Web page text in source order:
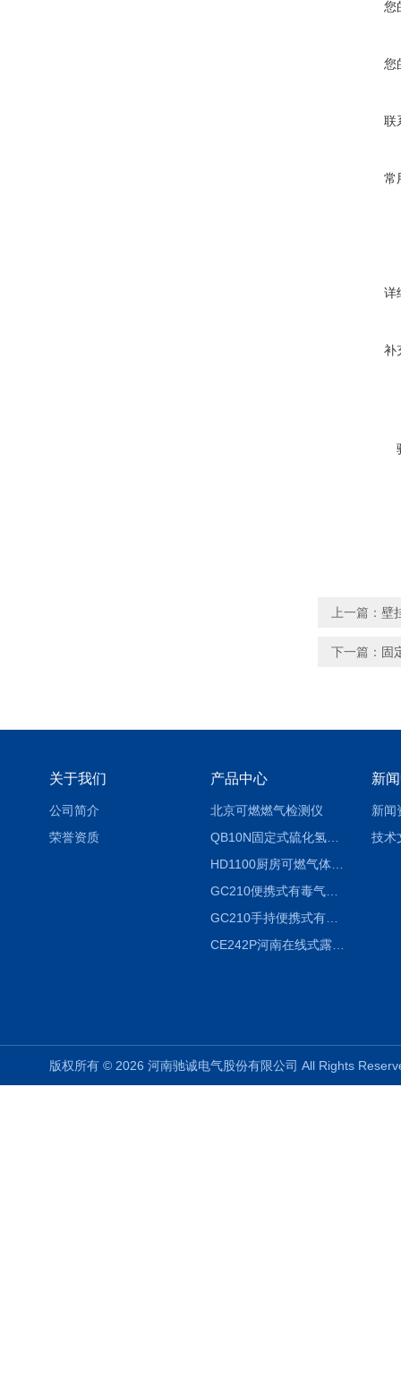
您
您
联
常
详
补
上一篇： 壁
下一篇： 固
关于我们
公司简介
荣誉资质
产品中心
北京可燃燃气检测仪
QB10N固定式硫化氢气体检测仪H2S气体泄漏探头
HD1100厨房可燃气体泄漏浓度探测器天然气检测仪
GC210便携式有毒气体浓度探测器氨气检测仪养殖场
GC210手持便携式有毒CL2气体探测器氯气检测仪
CE242P河南在线式露点仪
新
新闻
技术
版权所有 © 2026 河南驰诚电气股份有限公司 All Rights